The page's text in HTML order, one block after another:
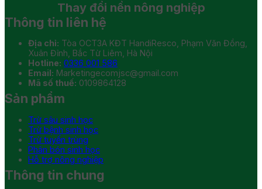
Thay đổi nền nông nghiệp
Thông tin liên hệ
Địa chỉ: Tòa OCT3A KĐT HandiResco, Phạm Văn Đồng,
Xuân Đỉnh, Bắc Từ Liêm, Hà Nội
Hotline: 0336 001 586
Email: Marketingecomjsc@gmail.com
Mã số thuế: 0109864128
Sản phẩm
Trừ sâu sinh học
Trừ bệnh sinh học
Trừ tuyến trùng
Phân bón sinh học
Hỗ trợ nông nghiệp
Thông tin chung